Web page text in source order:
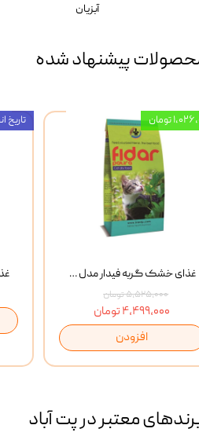
آبزیان
پیشنهاد شده
تاریخ
غذای خشک گربه فیدار مدل Adult وزن 10 کیلوگرم
۵,۵۲۵,۰۰۰ تومان
۴,۴۹۹,۰۰۰ تومان
افزودن
تومان
معتبر در پت آباد